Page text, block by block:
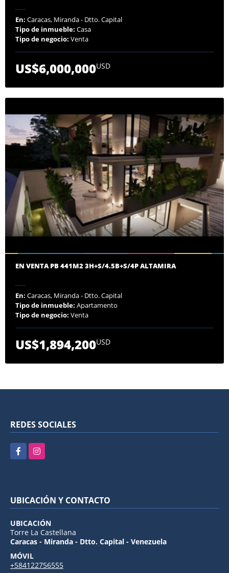
En: Caracas, Miranda - Dtto. Capital
Tipo de inmueble: Casa
Tipo de negocio: Venta
US$6,000,000USD
EN VENTA PB 441M2 3H+S/4.5B+S/4P ALTAMIRA
En: Caracas, Miranda - Dtto. Capital
Tipo de inmueble: Apartamento
Tipo de negocio: Venta
US$1,894,200USD
REDES SOCIALES
FacebookInstagram
UBICACIÓN Y CONTACTO
UBICACIÓN
Torre La Castellana
Caracas - Miranda - Dtto. Capital - Venezuela
MÓVIL
+584122756555